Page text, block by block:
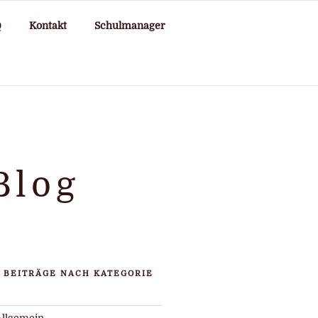
Kontakt Schulmanager
BEITRÄGE NACH KATEGORIE